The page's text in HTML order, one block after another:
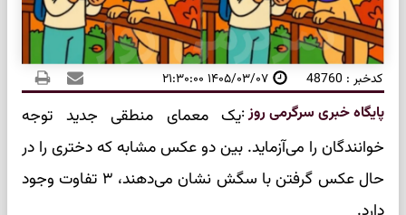
کدخبر : 48760 ۱۴۰۵/۰۳/۰۷ ۲۱:۳۰:۰۰
پایگاه خبری سرگرمی روز:یک معمای منطقی جدید توجه
خوانندگان را می‌آزماید. بین دو عکس مشابه که دختری را در
حال عکس گرفتن با سگش نشان می‌دهند، ۳ تفاوت وجود